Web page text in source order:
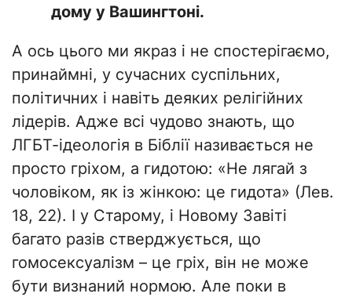
дому у Вашингтоні.
А ось цього ми якраз і не спостерігаємо,
принаймні, у сучасних суспільних,
політичних і навіть деяких релігійних
лідерів. Адже всі чудово знають, що
ЛГБТ-ідеологія в Біблії називається не
просто гріхом, а гидотою: «Не лягай з
чоловіком, як із жінкою: це гидота» (Лев.
18, 22). І у Старому, і Новому Завіті
багато разів стверджується, що
гомосексуалізм – це гріх, він не може
бути визнаний нормою. Але поки в